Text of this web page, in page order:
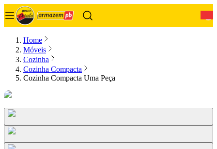
Home
Móveis
Cozinha
Cozinha Compacta
Cozinha Compacta Uma Peça